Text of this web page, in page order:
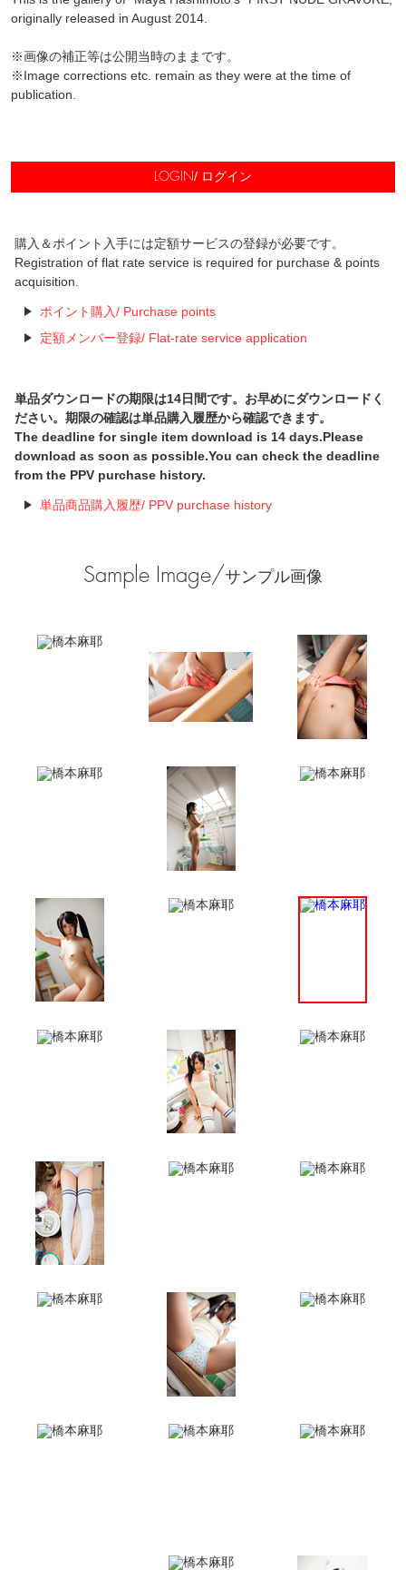
originally released in August 2014.
※画像の補正等は公開当時のままです。
※Image corrections etc. remain as they were at the time of
publication.
LOGIN/ ログイン
購入＆ポイント入手には定額サービスの登録が必要です。
Registration of flat rate service is required for purchase & points
acquisition.
ポイント購入/ Purchase points
定額メンバー登録/ Flat-rate service application
単品ダウンロードの期限は14日間です。お早めにダウンロードく
ださい。期限の確認は単品購入履歴から確認できます。
The deadline for single item download is 14 days.Please
download as soon as possible.You can check the deadline
from the PPV purchase history.
単品商品購入履歴/ PPV purchase history
Sample Image/サンプル画像